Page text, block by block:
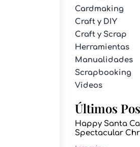
Cardmaking
Craft y DIY
Craft y Scrap
Herramientas
Manualidades
Scrapbooking
Videos
Últimos
Happy Santa
Spectacular